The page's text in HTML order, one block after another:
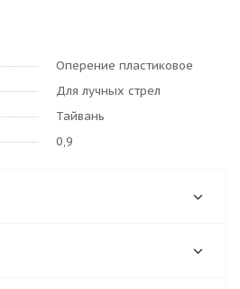
Оперение пластиковое
Для лучных стрел
Тайвань
0,9